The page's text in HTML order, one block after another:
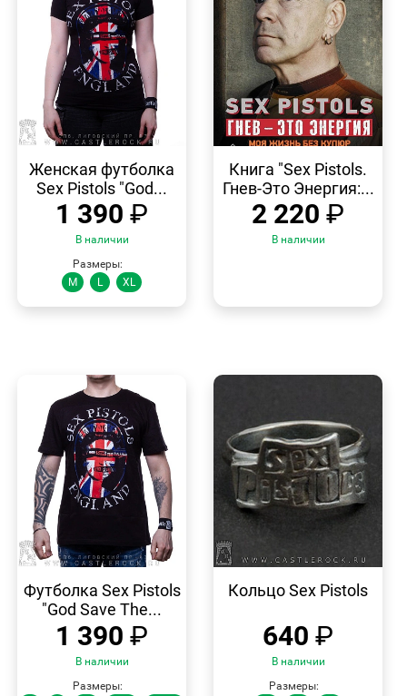
ПРОСМОТР
Женская футболка
Sex Pistols "God...
1 390 ₽
В наличии
Размеры:
M
L XL
ПРОСМОТР
Книга "Sex Pistols.
Гнев-Это Энергия:...
2 220 ₽
В наличии
ПРОСМОТР
Футболка Sex Pistols
"God Save The...
1 390 ₽
В наличии
Размеры:
ПРОСМОТР
Кольцо Sex Pistols
640 ₽
В наличии
Размеры: